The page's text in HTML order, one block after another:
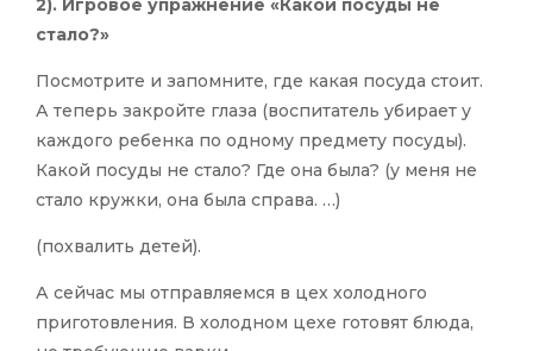
2). Игровое упражнение «Какой посуды не
стало?»
Посмотрите и запомните, где какая посуда стоит.
А теперь закройте глаза (воспитатель убирает у
каждого ребенка по одному предмету посуды).
Какой посуды не стало? Где она была? (у меня не
стало кружки, она была справа. …)
(похвалить детей).
А сейчас мы отправляемся в цех холодного
приготовления. В холодном цехе готовят блюда,